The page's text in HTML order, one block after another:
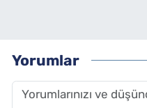
Yorumlar